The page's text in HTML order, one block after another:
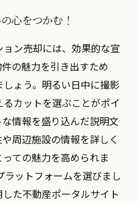
心をつかむ！
ン売却には、効果的な宣
の魅力を引き出すため
ょう。明るい日中に撮影
カットを選ぶことがポイ
情報を盛り込んだ説明文
周辺施設の情報を詳しく
ての魅力を高められま
ラットフォームを選びまし
た不動産ポータルサイト